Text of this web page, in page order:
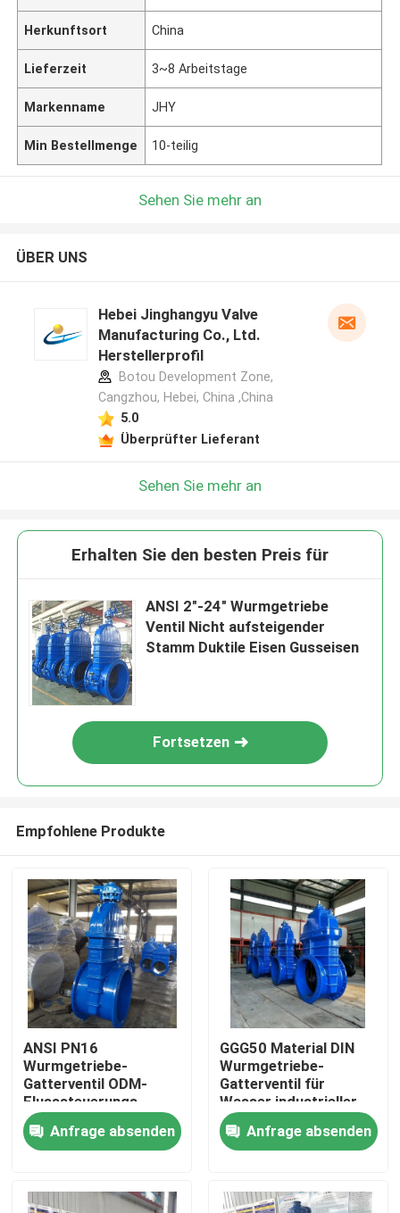
Heim
Produkte
Videos
Herkunftsort China
Lieferzeit 3~8 Arbeitstage
Markenname JHY
Min Bestellmenge 10-teilig
Sehen Sie mehr an
ÜBER UNS
Hebei Jinghangyu Valve
Manufacturing Co., Ltd.
Herstellerprofil
Botou Development Zone,
Cangzhou, Hebei, China ,China
5.0
Überprüfter Lieferant
Sehen Sie mehr an
Erhalten Sie den besten Preis für
ANSI 2"-24" Wurmgetriebe
Ventil Nicht aufsteigender
Stamm Duktile Eisen Gusseisen
Fortsetzen
Empfohlene Produkte
ANSI PN16
Wurmgetriebe-
Gatterventil ODM-
Flusssteuerungs-
Gatterventil
Anfrage absenden
GGG50 Material DIN
Wurmgetriebe-
Gatterventil für
Wasser industrieller
Verwendung
Anfrage absenden